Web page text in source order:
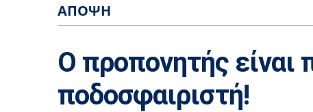
ΆΠΟΨΗ
Ο προπονητής είναι
ποδοσφαιριστή!